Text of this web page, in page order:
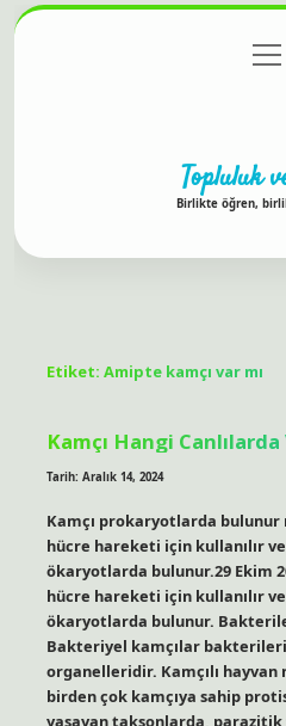
Gizlilik
aç
Topluluk
Birlikte öğren,
Etiket: Amipte kamçı var mı
Kamçı Hangi Canlılarda
Tarih: Aralık 14, 2024
Kamçı prokaryotlarda bulunur
hücre hareketi için kullanılır
ökaryotlarda bulunur.29 Ekim
hücre hareketi için kullanılır
ökaryotlarda bulunur.
Bakteriyel kamçılar
organelleridir. Kamçılı hayvan
birden çok kamçıya sahip
yaşayan taksonlarda,